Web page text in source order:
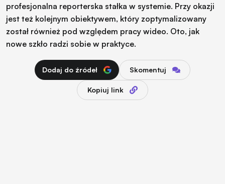
profesjonalna reporterska stałka w systemie. Przy okazji
jest też kolejnym obiektywem, który zoptymalizowany
został również pod względem pracy wideo. Oto, jak
nowe szkło radzi sobie w praktyce.
Dodaj do źródeł Skomentuj
Kopiuj link